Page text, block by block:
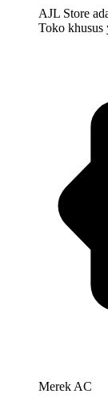
AJL Store
Toko
Merek AC